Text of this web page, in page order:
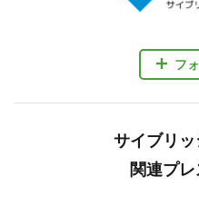
フ
サイブリ
関連プ